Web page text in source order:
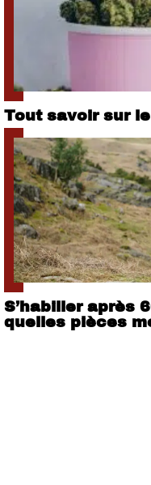
Tout savoir sur le
S’habiller après
quelles pièces